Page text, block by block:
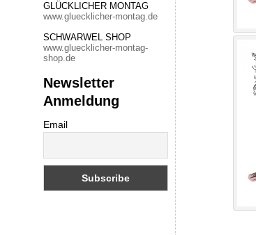
GLÜCKLICHER MONTAG
www.gluecklicher-montag.de
SCHWARWEL SHOP
www.gluecklicher-montag-
shop.de
Newsletter
Anmeldung
Email